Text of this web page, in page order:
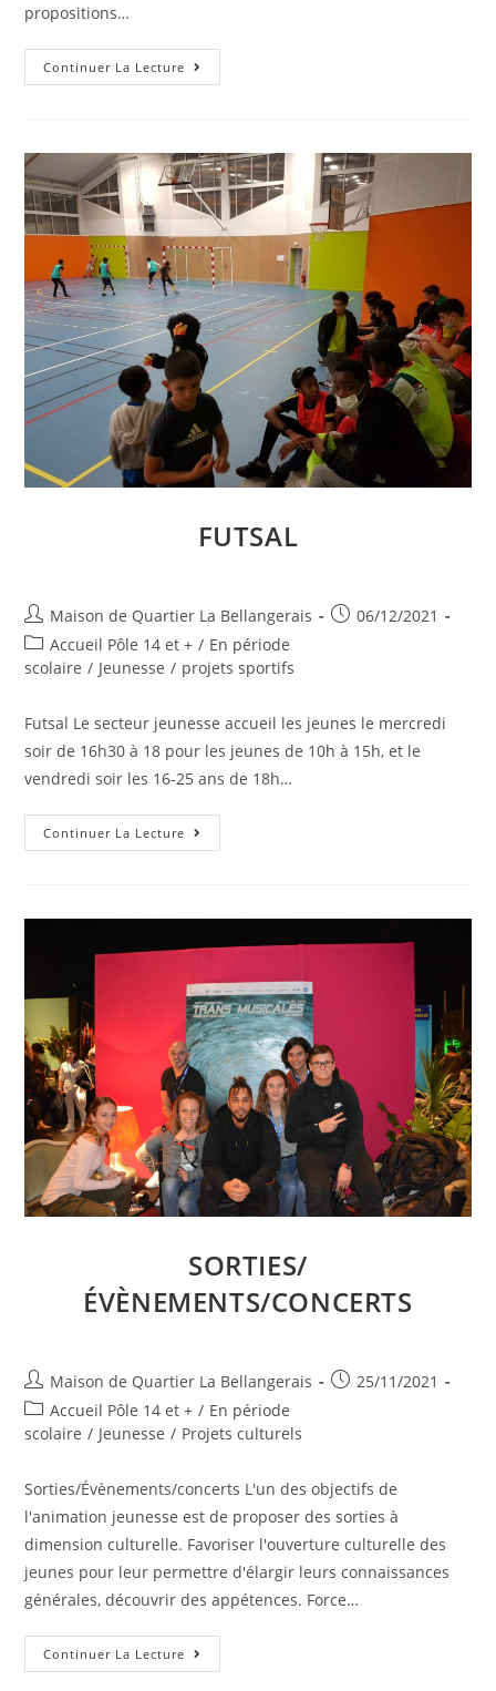
propositions…
Continuer La Lecture Séjours
Vacances
FUTSAL
Auteur/autrice
de
la
Maison de Quartier La Bellangerais
Publication
06/12/2021
Post
category:
Accueil Pôle 14 et + / En période
scolaire / Jeunesse / projets sportifs
Futsal Le secteur jeunesse accueil les jeunes le mercredi
soir de 16h30 à 18 pour les jeunes de 10h à 15h, et le
vendredi soir les 16-25 ans de 18h…
Continuer La Lecture Futsal
SORTIES/
ÉVÈNEMENTS/CONCERTS
Auteur/autrice
de
la
publication :
Maison de Quartier La Bellangerais
Publication
25/11/2021
Post
category:
Accueil Pôle 14 et + / En période
scolaire / Jeunesse / Projets culturels
Sorties/Évènements/concerts L'un des objectifs de
l'animation jeunesse est de proposer des sorties à
dimension culturelle. Favoriser l'ouverture culturelle des
jeunes pour leur permettre d'élargir leurs connaissances
générales, découvrir des appétences. Force…
Continuer La Lecture Sorties/
Évènements/Concerts